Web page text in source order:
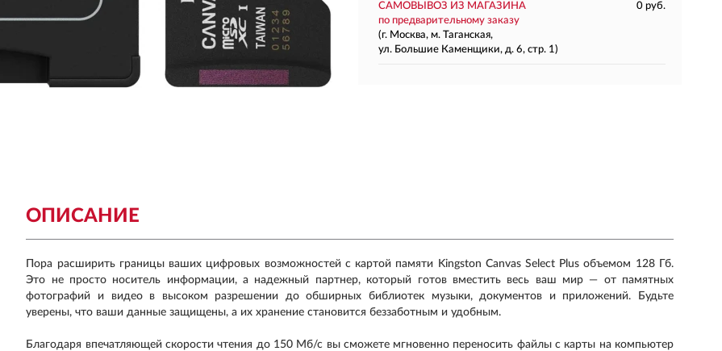
САМОВЫВОЗ ИЗ МАГАЗИНА
0 руб.
по предварительному заказу
(г. Москва, м. Таганская,
ул. Большие Каменщики, д. 6, стр. 1)
ОПИСАНИЕ
Пора расширить границы ваших цифровых возможностей с картой памяти Kingston Canvas Select Plus объемом 128 Гб.
Это не просто носитель информации, а надежный партнер, который готов вместить весь ваш мир — от памятных
фотографий и видео в высоком разрешении до обширных библиотек музыки, документов и приложений. Будьте
уверены, что ваши данные защищены, а их хранение становится беззаботным и удобным.
Благодаря впечатляющей скорости чтения до 150 Мб/с вы сможете мгновенно переносить файлы с карты на компьютер